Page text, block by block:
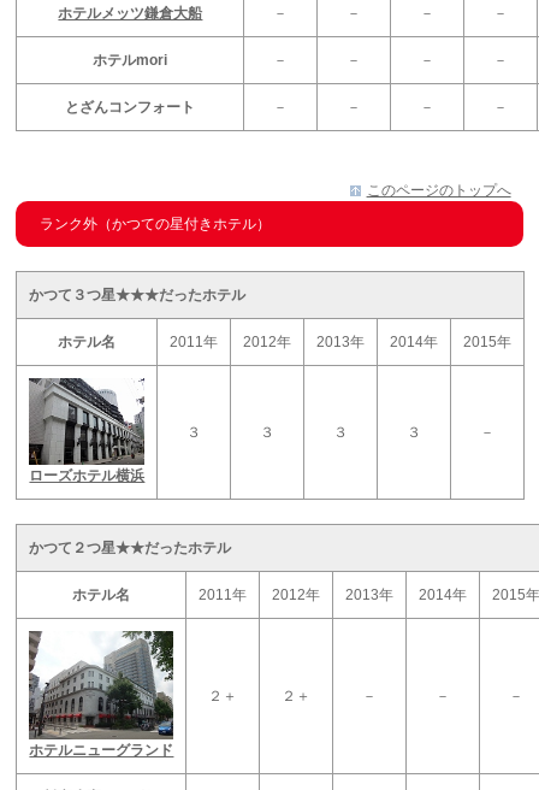
ホテルメッツ鎌倉大船 － － － －
ホテルmori － － － －
とざんコンフォート － － － －
このページのトップへ
ランク外（かつての星付きホテル）
かつて３つ星★★★だったホテル
ホテル名 2011年 2012年 2013年 2014年 2015年
ローズホテル横浜
３ ３ ３ ３ －
かつて２つ星★★だったホテル
ホテル名 2011年 2012年 2013年 2014年 2015
ホテルニューグランド
２＋ ２＋ － － －